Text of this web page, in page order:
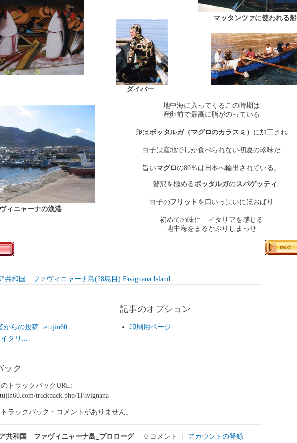
ダイバー
ィニャーナの漁港
マッタンツァに使われる船
地中海に入ってくるこの時期は
産卵前で最高に脂がのっている
卵はボッタルガ（マグロのカラスミ） に加工され
白子は産地でしか食べられない初夏の珍味だ
旨いマグロの80％は日本へ輸出されている。
贅沢を極めるボッタルガのスパゲッティ
白子のフリット を口いっぱいにほおばり
初めての味に…イタリアを感じる
地中海をまるかぶりしまっせ
共和国 ファヴィニャーナ島(28島目) Favignana Island
からの投稿: tetujin60
タリ...
記事のオプション
印刷用ページ
ック
トラックバックURL:
trackback.php/1Favignana
ラックバック・コメントがありません。
共和国 ファヴィニャーナ島_プロローグ 0 コメント アカウントの登録